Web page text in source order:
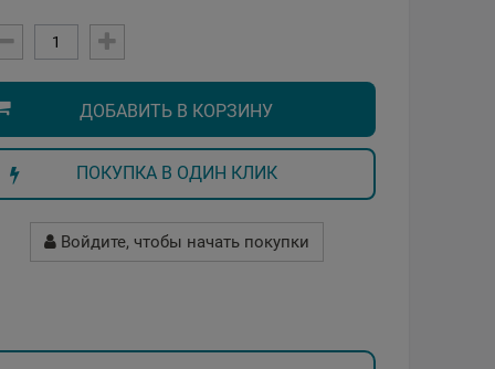
ДОБАВИТЬ В КОРЗИНУ
ПОКУПКА В ОДИН КЛИК
Войдите, чтобы начать покупки